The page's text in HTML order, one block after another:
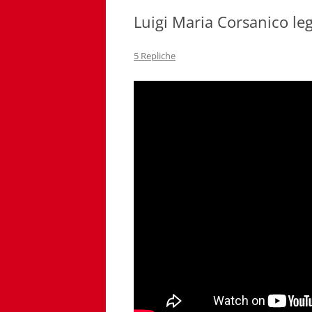
Luigi Maria Corsanico
5 Repliche